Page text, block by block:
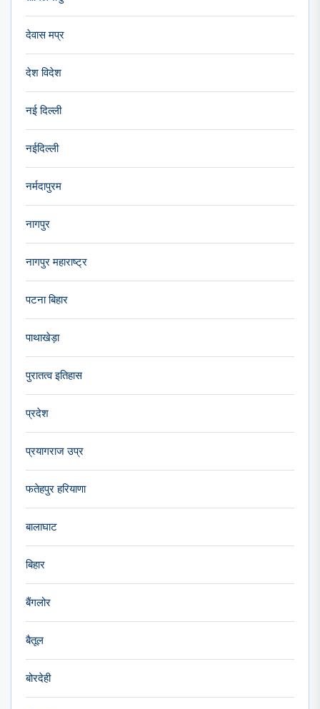
देवास मप्र
देश विदेश
नई दिल्ली
नईदिल्ली
नर्मदापुरम
नागपुर
नागपुर महाराष्ट्र
पटना बिहार
पाथाखेड़ा
पुरातत्व इतिहास
प्रदेश
प्रयागराज उप्र
फतेहपुर हरियाणा
बालाघाट
बिहार
बैंगलोर
बैतूल
बोरदेही